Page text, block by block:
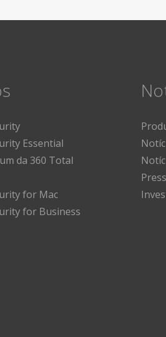
Essential
da 360 Total
for Mac
for Business